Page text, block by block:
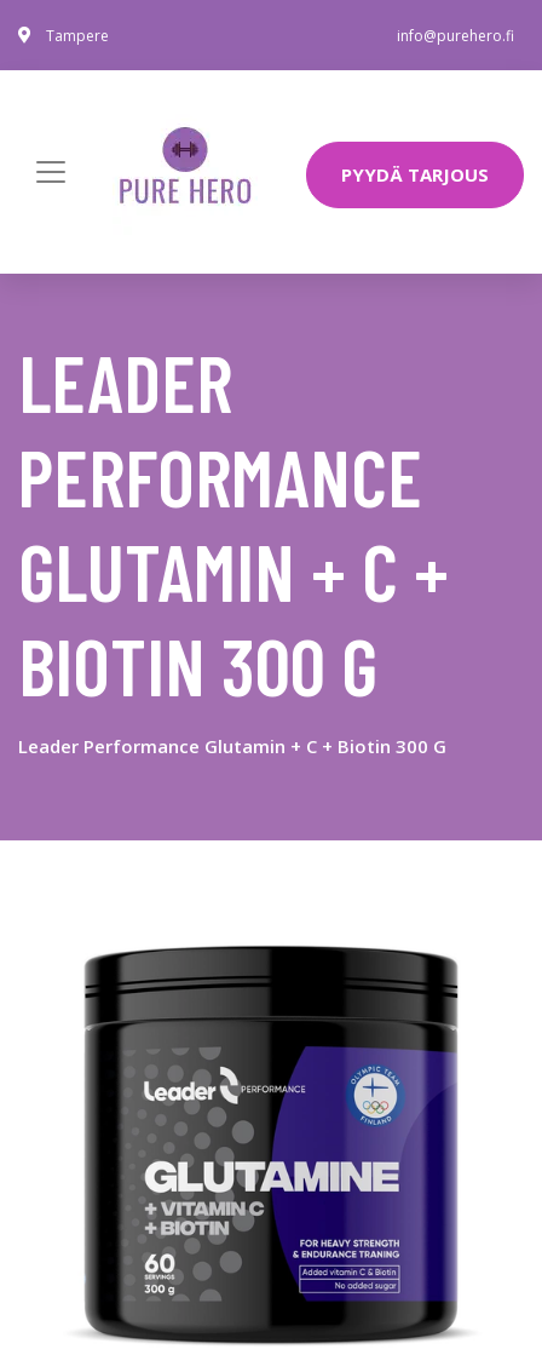
Tampere info@purehero.fi
PYYDÄ TARJOUS
LEADER
PERFORMANCE
GLUTAMIN + C +
BIOTIN 300 G
Leader Performance Glutamin + C + Biotin 300 G